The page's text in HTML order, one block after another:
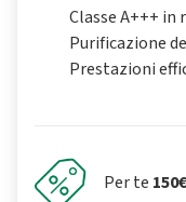
Classe A+++
Purificazione
Prestazioni
Per te